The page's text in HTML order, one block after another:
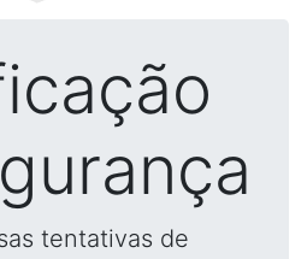
tentativas de